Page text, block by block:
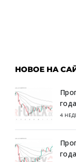
НОВОЕ НА
года
4
года